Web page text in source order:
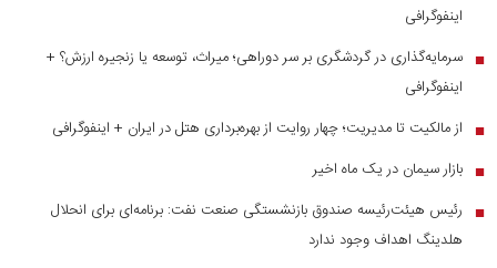
اینفوگرافی
■ سرمایه‌گذاری در گردشگری بر سر دوراهی؛ میراث، توسعه یا زنجیره ارزش؟ +
اینفوگرافی
■ از مالکیت تا مدیریت؛ چهار روایت از بهره‌برداری هتل در ایران + اینفوگرافی
■ بازار سیمان در یک ماه اخیر
■
رئیس هیئت‌رئیسه صندوق بازنشستگی صنعت نفت: برنامه‌ای برای انحلال
هلدینگ اهداف وجود ندارد